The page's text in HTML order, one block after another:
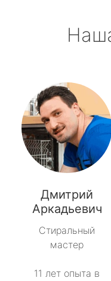
Дмитрий
Аркадьевич
Стиральный
мастер
11 лет опыта в